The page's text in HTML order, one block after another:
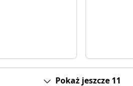
Pokaż jeszcze 11